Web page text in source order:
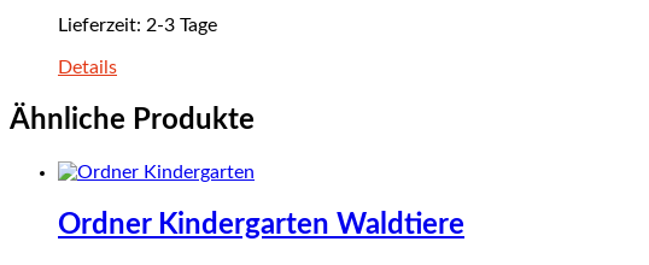
Lieferzeit: 2-3 Tage
Details
Ähnliche Produkte
Ordner Kindergarten Waldtiere